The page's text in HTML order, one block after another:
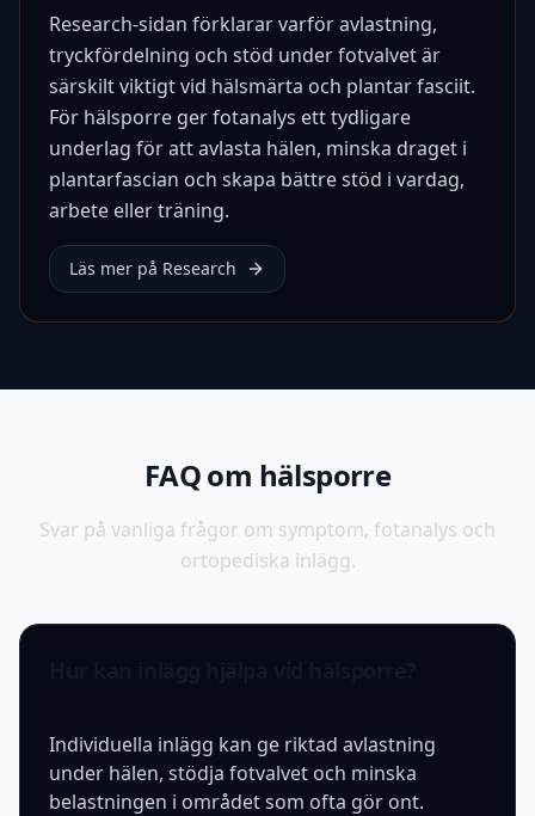
Research-sidan förklarar varför avlastning,
tryckfördelning och stöd under fotvalvet är
särskilt viktigt vid hälsmärta och plantar fasciit.
För hälsporre ger fotanalys ett tydligare
underlag för att avlasta hälen, minska draget i
plantarfascian och skapa bättre stöd i vardag,
arbete eller träning.
Läs mer på Research
FAQ om hälsporre
Svar på vanliga frågor om symptom, fotanalys och
ortopediska inlägg.
Individuella inlägg kan ge riktad avlastning
under hälen, stödja fotvalvet och minska
belastningen i området som ofta gör ont.